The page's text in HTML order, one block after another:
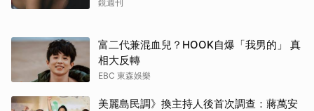
鏡週刊
富二代兼混血兒？HOOK自爆「我男的」 真
相大反轉
EBC 東森娛樂
美麗島民調》換主持人後首次調查：蔣萬安